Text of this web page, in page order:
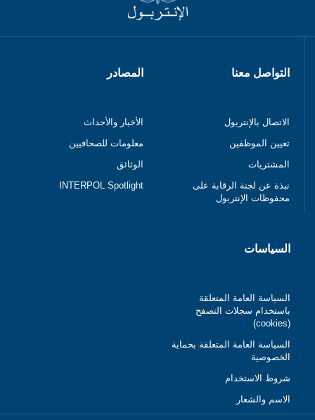
التواصل معنا
الاتصال بالإنتربول
تعيين الموظفين
المشتريات
نبذة عن لجنة الرقابة على
محفوظات الإنتربول
المصادر
الأخبار والأحداث
معلومات للصحافيين
الوثائق
INTERPOL Spotlight
السياسات
السياسة العامة المتعلقة
باستخدام سجلات التصفح
(cookies)
السياسة العامة المتعلقة بحماية
الخصوصية
شروط الاستخدام
الاسم والشعار